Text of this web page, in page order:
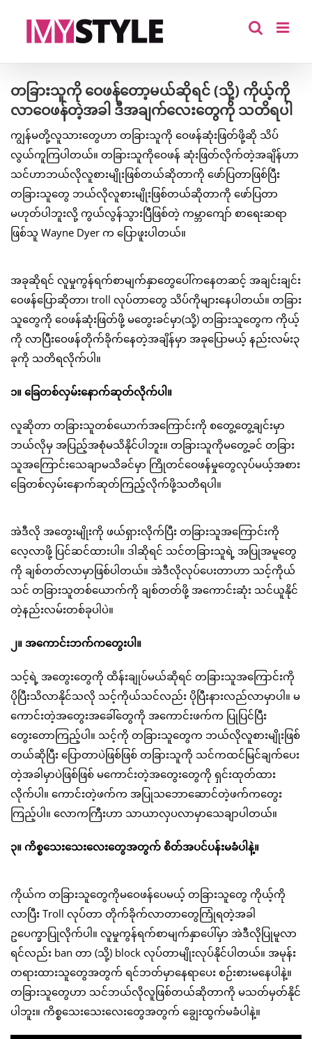
တခြားသူကို ဝေဖန်တော့မယ်ဆိုရင် (သို့) ကိုယ့်ကို
လာဝေဖန်တဲ့အခါ ဒီအချက်လေးတွေကို သတိရပါ
ကျွန်မတို့လူသားတွေဟာ တခြားသူကို ဝေဖန်ဆုံးဖြတ်ဖို့ဆို သိပ်
လွယ်ကူကြပါတယ်။ တခြားသူကိုဝေဖန် ဆုံးဖြတ်လိုက်တဲ့အချိန်ဟာ
သင်ဟာဘယ်လိုလူစားမျိုးဖြစ်တယ်ဆိုတာကို ဖော်ပြတာဖြစ်ပြီး
တခြားသူတွေ ဘယ်လိုလူစားမျိုးဖြစ်တယ်ဆိုတာကို ဖော်ပြတာ
မဟုတ်ပါဘူးလို့ ကွယ်လွန်သွားပြီဖြစ်တဲ့ ကမ္ဘာကျော် စာရေးဆရာ
ဖြစ်သူ Wayne Dyer က ပြောဖူးပါတယ်။
အခုဆိုရင် လူမှုကွန်ရက်စာမျက်နှာတွေပေါ်ကနေတဆင့် အချင်းချင်း
ဝေဖန်ပြောဆိုတာ၊ troll လုပ်တာတွေ သိပ်ကိုများနေပါတယ်။ တခြား
သူတွေကို ဝေဖန်ဆုံးဖြတ်ဖို့ မတွေးခင်မှာ(သို့) တခြားသူတွေက ကိုယ့်
ကို လာပြီးဝေဖန်တိုက်ခိုက်နေတဲ့အချိန်မှာ အခုပြောမယ့် နည်းလမ်း၃
ခုကို သတိရလိုက်ပါ။
၁။ ခြေတစ်လှမ်းနောက်ဆုတ်လိုက်ပါ။
လူဆိုတာ တခြားသူတစ်ယောက်အကြောင်းကို စတွေ့တွေ့ချင်းမှာ
ဘယ်လိုမှ အပြည့်အစုံမသိနိုင်ပါဘူး။ တခြားသူကိုမတွေ့ခင် တခြား
သူအကြောင်းသေချာမသိခင်မှာ ကြိုတင်ဝေဖန်မှုတွေလုပ်မယ့်အစား
ခြေတစ်လှမ်းနောက်ဆုတ်ကြည့်လိုက်ဖို့သတိရပါ။
အဲဒီလို အတွေးမျိုးကို ဖယ်ရှားလိုက်ပြီး တခြားသူအကြောင်းကို
လေ့လာဖို့ ပြင်ဆင်ထားပါ။ ဒါဆိုရင် သင်တခြားသူရဲ့ အပြုအမူတွေ
ကို ချစ်တတ်လာမှာဖြစ်ပါတယ်။ အဲဒီလိုလုပ်ပေးတာဟာ သင့်ကိုယ်
သင် တခြားသူတစ်ယောက်ကို ချစ်တတ်ဖို့ အကောင်းဆုံး သင်ယူနိုင်
တဲ့နည်းလမ်းတစ်ခုပါပဲ။
၂။ အကောင်းဘက်ကတွေးပါ။
သင့်ရဲ့ အတွေးတွေကို ထိန်းချုပ်မယ်ဆိုရင် တခြားသူအကြောင်းကို
ပိုပြီးသိလာနိုင်သလို သင့်ကိုယ်သင်လည်း ပိုပြီးနားလည်လာမှာပါ။ မ
ကောင်းတဲ့အတွေးအခေါ်တွေကို အကောင်းဖက်က ပြုပြင်ပြီး
တွေးတောကြည့်ပါ။ သင့်ကို တခြားသူတွေက ဘယ်လိုလူစားမျိုးဖြစ်
တယ်ဆိုပြီး ပြောတာပဲဖြစ်ဖြစ် တခြားသူကို သင်ကထင်မြင်ချက်ပေး
တဲ့အခါမှာပဲဖြစ်ဖြစ် မကောင်းတဲ့အတွေးတွေကို ရှင်းထုတ်ထား
လိုက်ပါ။ ကောင်းတဲ့ဖက်က အပြုသဘောဆောင်တဲ့ဖက်ကတွေး
ကြည့်ပါ။ လောကကြီးဟာ သာယာလှပလာမှာသေချာပါတယ်။
၃။ ကိစ္စသေးသေးလေးတွေအတွက် စိတ်အပင်ပန်းမခံပါနဲ့။
ကိုယ်က တခြားသူတွေကိုမဝေဖန်ပေမယ့် တခြားသူတွေ ကိုယ့်ကို
လာပြီး Troll လုပ်တာ တိုက်ခိုက်လာတာတွေကြုံရတဲ့အခါ
ဥပေက္ခာပြုလိုက်ပါ။ လူမှုကွန်ရက်စာမျက်နှာပေါ်မှာ အဲဒီလိုပြုမူလာ
ရင်လည်း ban တာ (သို့) block လုပ်တာမျိုးလုပ်နိုင်ပါတယ်။ အမုန်း
တရားထားသူတွေအတွက် ရင်ဘတ်မှာနေရာပေး စဉ်းစားမနေပါနဲ့။
တခြားသူတွေဟာ သင်ဘယ်လိုလူဖြစ်တယ်ဆိုတာကို မသတ်မှတ်နိုင်
ပါဘူး။ ကိစ္စသေးသေးလေးတွေအတွက် ချွေးထွက်မခံပါနဲ့။